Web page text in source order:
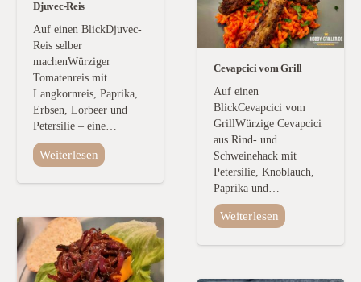
Djuvec-Reis
Auf einen BlickDjuvec-
Reis selber
machenWürziger
Tomatenreis mit
Langkornreis, Paprika,
Erbsen, Lorbeer und
Petersilie – eine…
Weiterlesen
Cevapcici vom Grill
Auf einen
BlickCevapcici vom
GrillWürzige Cevapcici
aus Rind- und
Schweinehack mit
Petersilie, Knoblauch,
Paprika und…
Weiterlesen